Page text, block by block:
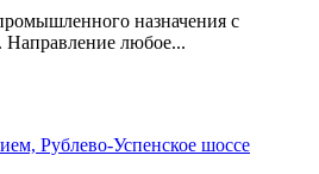
назначения с
Направление любое...
Рублево-Успенское шоссе